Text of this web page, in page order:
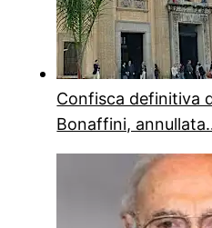
Confisca definitiva
Bonaffini,